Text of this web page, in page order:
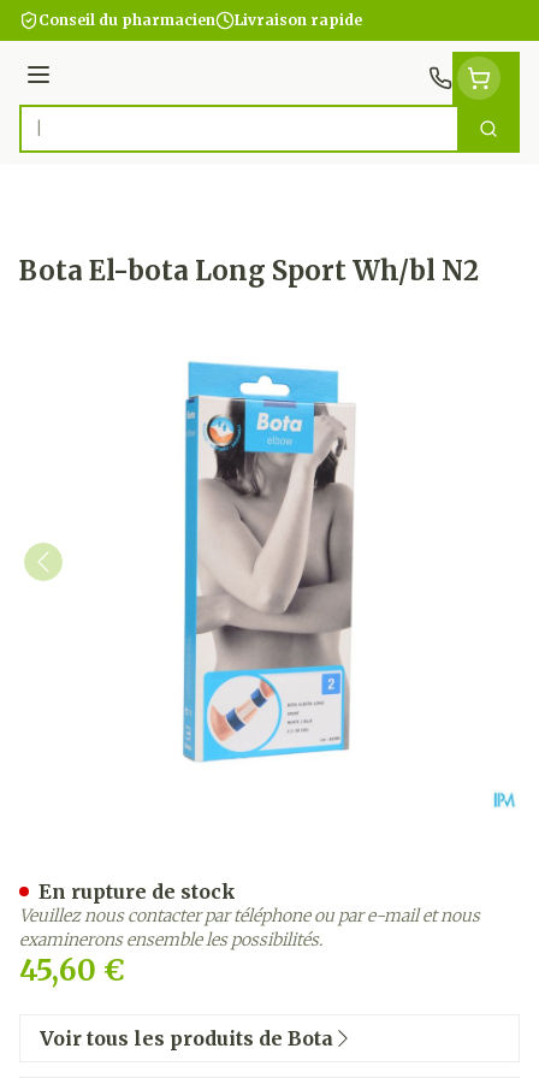
Aller au contenu
Conseil du pharmacien Livraison rapide
Menu
Rechercher
Bota El-bota Long Sport Wh/bl N2
45,60 €
En rupture de stock
Veuillez nous contacter par téléphone ou par e-mail et nous
examinerons ensemble les possibilités.
Voir tous les produits de Bota